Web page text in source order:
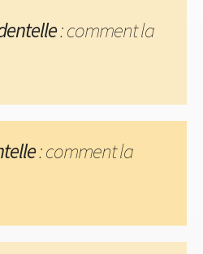
: comment la
: comment la